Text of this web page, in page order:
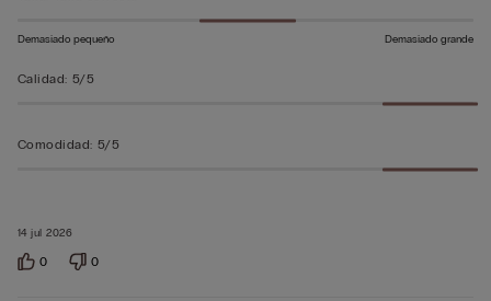
14 jul 2026
Demasiado pequeño Demasiado grande
Calidad: 5/5
Comodidad: 5/5
0 0